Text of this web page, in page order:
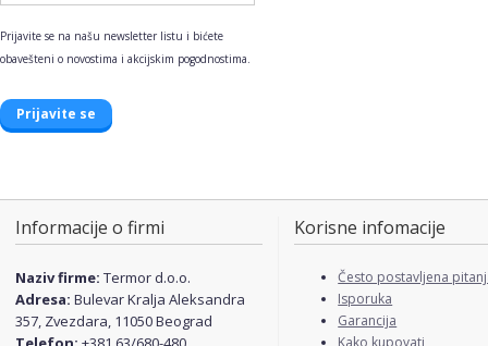
Prijavite se na našu newsletter listu i bićete
obavešteni o novostima i akcijskim pogodnostima.
Informacije o firmi
Naziv firme: Termor d.o.o.
Adresa: Bulevar Kralja Aleksandra
357, Zvezdara, 11050 Beograd
Korisne infomacije
Često postavljena
Isporuka
Garancija
Kako kupovati